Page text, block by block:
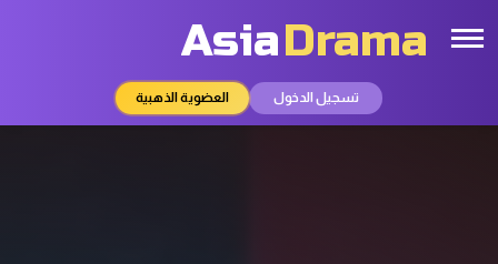
AsiaDrama
تسجيل الدخول العضوية الذهبية